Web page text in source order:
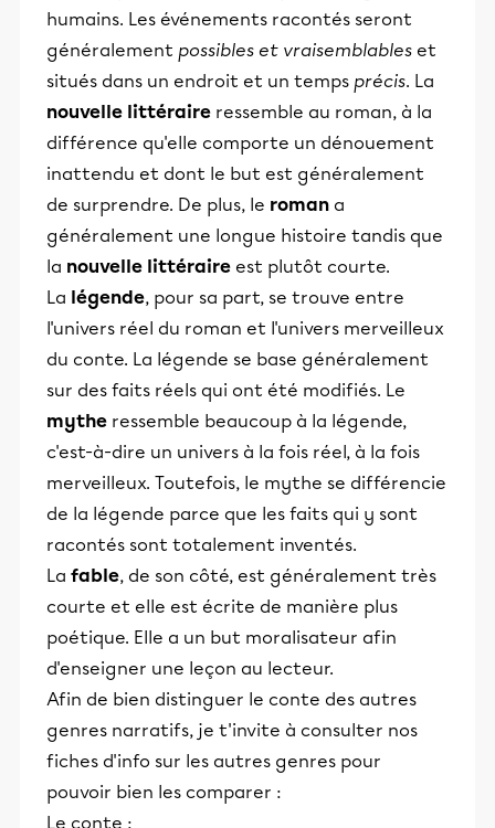
humains. Les événements racontés seront
généralement possibles et vraisemblables et
situés dans un endroit et un temps précis. La
nouvelle littéraire ressemble au roman, à la
différence qu'elle comporte un dénouement
inattendu et dont le but est généralement
de surprendre. De plus, le roman a
généralement une longue histoire tandis que
la nouvelle littéraire est plutôt courte.
La légende, pour sa part, se trouve entre
l'univers réel du roman et l'univers merveilleux
du conte. La légende se base généralement
sur des faits réels qui ont été modifiés. Le
mythe ressemble beaucoup à la légende,
c'est-à-dire un univers à la fois réel, à la fois
merveilleux. Toutefois, le mythe se différencie
de la légende parce que les faits qui y sont
racontés sont totalement inventés.
La fable, de son côté, est généralement très
courte et elle est écrite de manière plus
poétique. Elle a un but moralisateur afin
d'enseigner une leçon au lecteur.
Afin de bien distinguer le conte des autres
genres narratifs, je t'invite à consulter nos
fiches d'info sur les autres genres pour
pouvoir bien les comparer :
Le conte :